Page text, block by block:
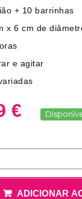
+ 10 barrinhas
x 6 cm de
e agitar
€
ADICIONAR